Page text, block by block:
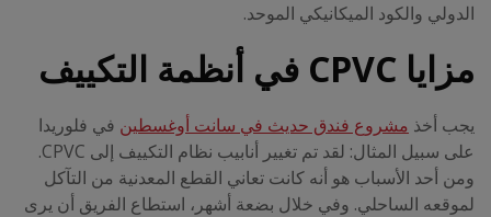
الدولي والكود الميكانيكي الموحد.
مزايا CPVC في أنظمة التكييف
يجب أخذ مشروع فندق حديث في سانت أوغسطين في فلوريدا
على سبيل المثال: لقد تم تغيير أنابيب نظام التكييف إلى CPVC.
ومن أحد الأسباب هو أنه كانت تعاني القطع المعدنية من التآكل
لموقعه الساحلي. وفي خلال بضعة أشهر، استطاع الفريق أن يرى